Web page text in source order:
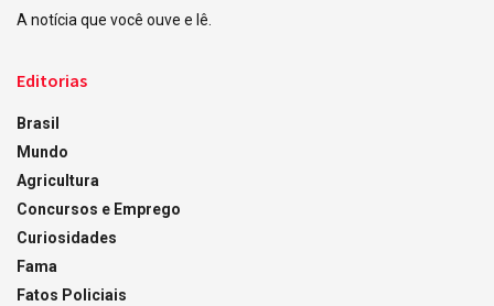
A notícia que você ouve e lê.
Editorias
Brasil
Mundo
Agricultura
Concursos e Emprego
Curiosidades
Fama
Fatos Policiais